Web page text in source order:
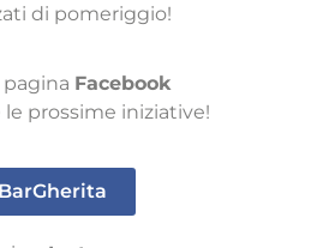
di pomeriggio!
pagina Facebook
le prossime iniziative!